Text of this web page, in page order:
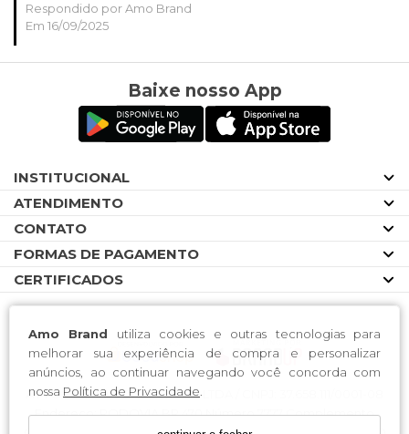
Amo Brand utiliza cookies e outras tecnologias para
melhorar sua experiência de compra e personalizar
anúncios, ao continuar navegando você concorda com
nossa Política de Privacidade
Respondido por Amo Brand
Em 16/09/2025
Baixe nosso App
INSTITUCIONAL
ATENDIMENTO
CONTATO
FORMAS DE PAGAMENTO
CERTIFICADOS
A M O BRAND CONFECCOES LTDA / CNPJ: 37.658.111/0001-08
Endereço: RODOVIA BR 470 Número 7777 Complemento